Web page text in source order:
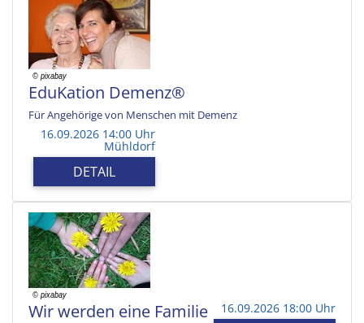
EduKation Demenz®
Für Angehörige von Menschen mit Demenz
16.09.2026 14:00 Uhr
Mühldorf
DETAIL
Wir werden eine Familie 16.09.2026 18:00 Uhr